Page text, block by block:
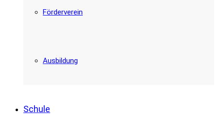
Förderverein
Ausbildung
Schule